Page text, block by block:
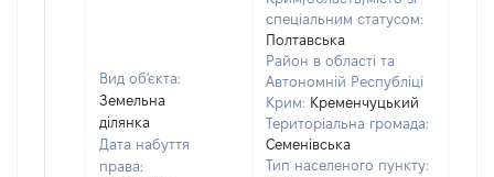
Вид об'єкта:
Земельна
ділянка
Дата набуття
права:
спеціальним статусом:
Полтавська
Район в області та
Автономній Республіці
Крим: Кременчуцький
Територіальна громада:
Семенівська
Тип населеного пункту: